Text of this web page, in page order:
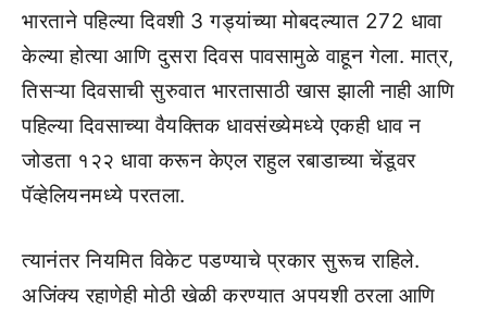
भारताने पहिल्या दिवशी 3 गड्यांच्या मोबदल्यात 272 धावा
केल्या होत्या आणि दुसरा दिवस पावसामुळे वाहून गेला. मात्र,
तिसऱ्या दिवसाची सुरुवात भारतासाठी खास झाली नाही आणि
पहिल्या दिवसाच्या वैयक्तिक धावसंख्येमध्ये एकही धाव न
जोडता १२२ धावा करून केएल राहुल रबाडाच्या चेंडूवर
पॅव्हेलियनमध्ये परतला.
त्यानंतर नियमित विकेट पडण्याचे प्रकार सुरूच राहिले.
अजिंक्य रहाणेही मोठी खेळी करण्यात अपयशी ठरला आणि